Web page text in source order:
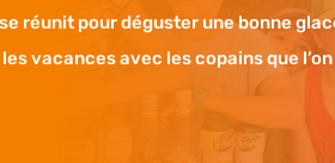
réunit pour déguster une bonne
vacances avec les copains que l’on